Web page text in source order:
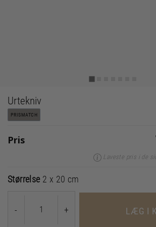
Urtekniv
PRISMATCH
Pris
Laveste pris i de
Størrelse 2 x 20 cm
- + LÆG I